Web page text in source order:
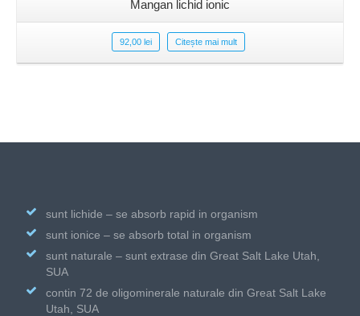
Mangan lichid ionic
92,00 lei Citește mai mult
sunt lichide – se absorb rapid in organism
sunt ionice – se absorb total in organism
sunt naturale – sunt extrase din Great Salt Lake Utah,
SUA
contin 72 de oligominerale naturale din Great Salt Lake
Utah, SUA